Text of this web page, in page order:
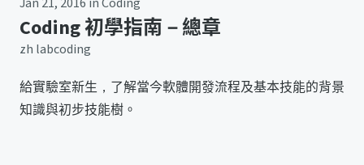
Coding 初學指南－總章
zh labcoding
給實驗室新生，了解當今軟體開發流程及基本技能的背景
知識與初步技能樹。